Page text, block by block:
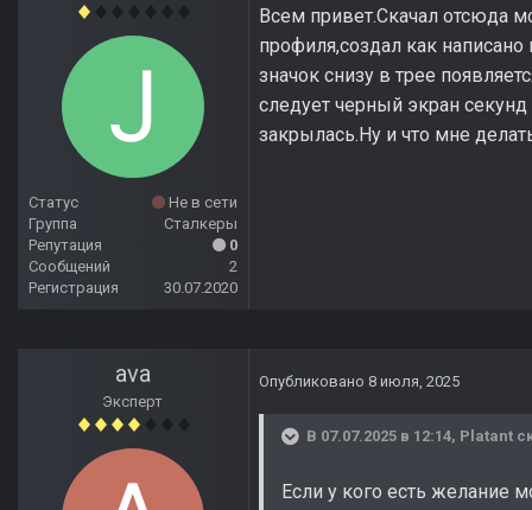
Статус
Не в сети
Группа
Сталкеры
Репутация
0
Сообщений
2
Регистрация
30.07.2020
Всем привет.Скачал отсюда
профиля,создал как
значок снизу в трее
следует черный экран
закрылась.Ну и что мне
ava
Эксперт
Опубликовано 8 июля, 2025
В 07.07.2025 в 12:14, Platant
Если у кого есть желание